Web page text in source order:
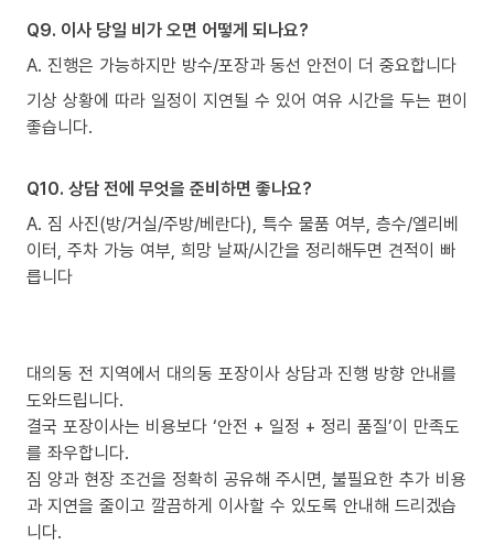
Q9. 이사 당일 비가 오면 어떻게 되나요?
A. 진행은 가능하지만 방수/포장과 동선 안전이 더 중요합니다
기상 상황에 따라 일정이 지연될 수 있어 여유 시간을 두는 편이
좋습니다.
Q10. 상담 전에 무엇을 준비하면 좋나요?
A. 짐 사진(방/거실/주방/베란다), 특수 물품 여부, 층수/엘리베
이터, 주차 가능 여부, 희망 날짜/시간을 정리해두면 견적이 빠
릅니다
대의동 전 지역에서 대의동 포장이사 상담과 진행 방향 안내를
도와드립니다.
결국 포장이사는 비용보다 ‘안전 + 일정 + 정리 품질’이 만족도
를 좌우합니다.
짐 양과 현장 조건을 정확히 공유해 주시면, 불필요한 추가 비용
과 지연을 줄이고 깔끔하게 이사할 수 있도록 안내해 드리겠습
니다.